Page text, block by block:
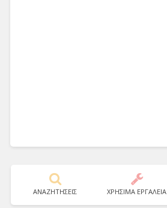
ΑΝΑΖΗΤΗΣΕΙΣ ΧΡΗΣΙΜΑ ΕΡΓΑΛΕΙΑ